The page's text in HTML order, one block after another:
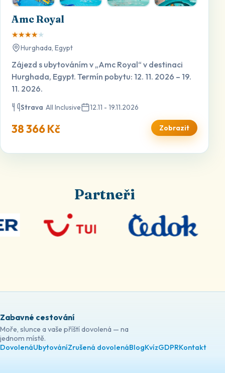
Amc Royal
★★★★★
Hurghada, Egypt
Zájezd s ubytováním v „Amc Royal“ v destinaci
Hurghada, Egypt. Termín pobytu: 12. 11. 2026 – 19.
11. 2026.
Strava All Inclusive 12.11 - 19.11.2026
38 366 Kč Zobrazit
Partneři
Zabavné cestování
Moře, slunce a vaše příští dovolená — na
jednom místě.
DovolenáUbytováníZrušená dovolenáBlogKvízGDPRKontakt